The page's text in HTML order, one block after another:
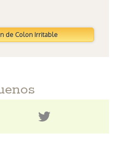
de Colon Irritable